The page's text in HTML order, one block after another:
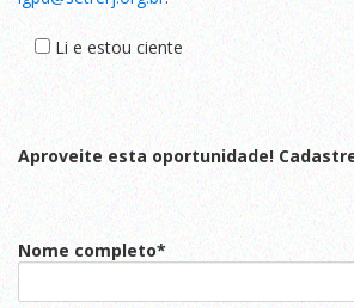
Li e estou ciente
Aproveite esta oportunidade!
Nome completo*